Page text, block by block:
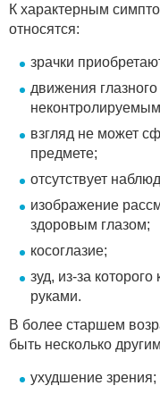
К характерным
относятся:
зрачки
движения
взгляд не может
предмете;
отсутствует
изображение
здоровым глазом;
косоглазие;
зуд, из-за
руками.
В более старшем
быть несколько
ухудшение зрения;